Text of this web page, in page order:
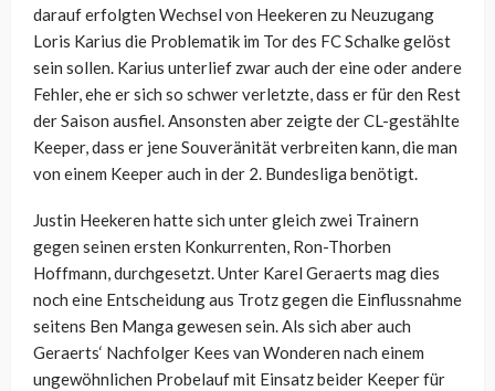
darauf erfolgten Wechsel von Heekeren zu Neuzugang
Loris Karius die Problematik im Tor des FC Schalke gelöst
sein sollen. Karius unterlief zwar auch der eine oder andere
Fehler, ehe er sich so schwer verletzte, dass er für den Rest
der Saison ausfiel. Ansonsten aber zeigte der CL-gestählte
Keeper, dass er jene Souveränität verbreiten kann, die man
von einem Keeper auch in der 2. Bundesliga benötigt.
Justin Heekeren hatte sich unter gleich zwei Trainern
gegen seinen ersten Konkurrenten, Ron-Thorben
Hoffmann, durchgesetzt. Unter Karel Geraerts mag dies
noch eine Entscheidung aus Trotz gegen die Einflussnahme
seitens Ben Manga gewesen sein. Als sich aber auch
Geraerts‘ Nachfolger Kees van Wonderen nach einem
ungewöhnlichen Probelauf mit Einsatz beider Keeper für